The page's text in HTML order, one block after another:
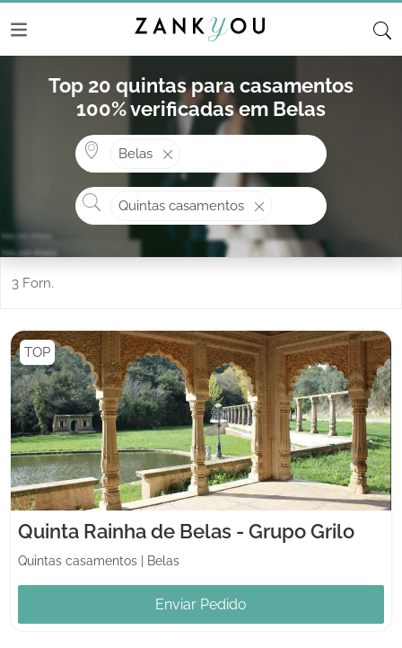
Top 20 quintas para casamentos
100% verificadas em Belas
Belas
O que procura?
Quintas casamentos
3 Forn.
TOP
Quinta Rainha de Belas - Grupo Grilo
Quintas casamentos Belas
Enviar Pedido